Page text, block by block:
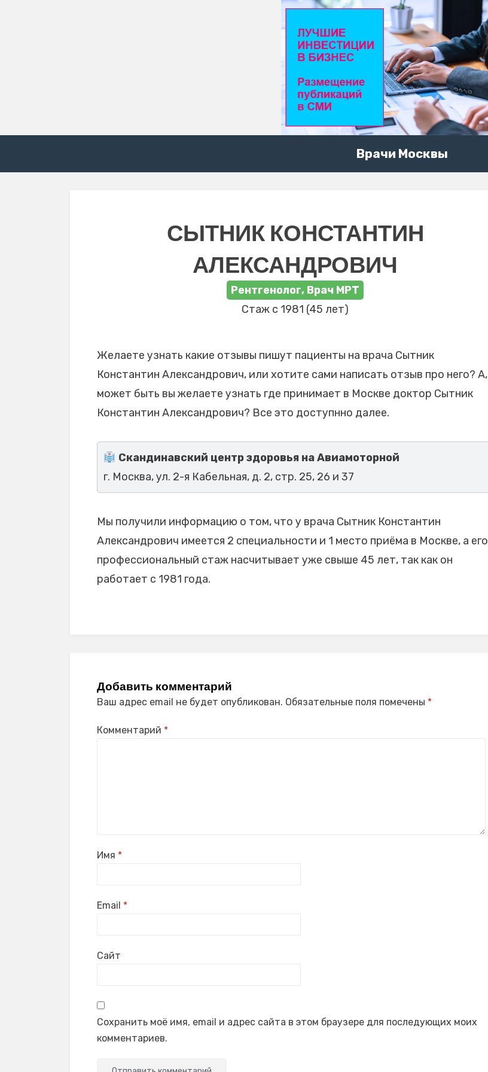
Врачи Москвы
СЫТНИК КОНСТАНТИН
АЛЕКСАНДРОВИЧ
Рентгенолог, Врач МРТ
Стаж с 1981 (45 лет)
Желаете узнать какие отзывы пишут пациенты на врача Сытник
Константин Александрович, или хотите сами написать отзыв про него? А,
может быть вы желаете узнать где принимает в Москве доктор Сытник
Константин Александрович? Все это доступнно далее.
Скандинавский центр здоровья на Авиамоторной
г. Москва, ул. 2-я Кабельная, д. 2, стр. 25, 26 и 37
Мы получили информацию о том, что у врача Сытник Константин
Александрович имеется 2 специальности и 1 место приёма в Москве, а его
профессиональный стаж насчитывает уже свыше 45 лет, так как он
работает с 1981 года.
Добавить комментарий
Ваш адрес email не будет опубликован. Обязательные поля помечены *
Комментарий *
Имя *
Email *
Сайт
Сохранить моё имя, email и адрес сайта в этом браузере для последующих моих
комментариев.